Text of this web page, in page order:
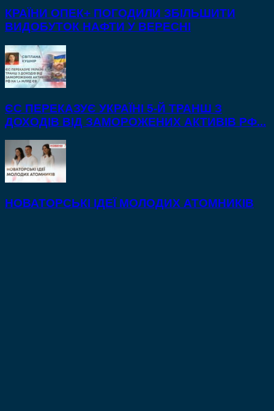
КРАЇНИ ОПЕК+ ПОГОДИЛИ ЗБІЛЬШИТИ
ВИДОБУТОК НАФТИ У ВЕРЕСНІ
ЄС ПЕРЕКАЗУЄ УКРАЇНІ 5-Й ТРАНШ З
ДОХОДІВ ВІД ЗАМОРОЖЕНИХ АКТИВІВ РФ...
НОВАТОРСЬКІ ІДЕЇ МОЛОДИХ АТОМНИКІВ